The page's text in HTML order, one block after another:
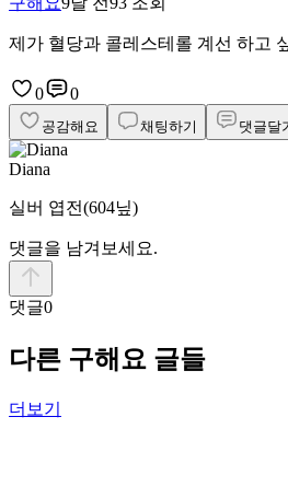
제가 혈당과 콜레스테롤 계선 하고
0 0
공감해요 채팅하기 댓글달
Diana
실버 엽전(604닢)
댓글을 남겨보세요.
댓글0
다른 구해요 글들
더보기